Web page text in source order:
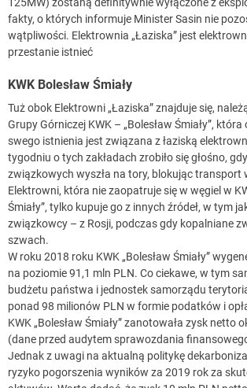
fakty, o których informuje Minister Sasin nie
wątpliwości. Elektrownia „Łaziska” jest
przestanie istnieć
KWK Bolesław Śmiały
Tuż obok Elektrowni „Łaziska” znajduje się,
Grupy Górniczej KWK – „Bolesław Śmiały”,
swego istnienia jest związana z łaziską
tygodniu o tych zakładach zrobiło się głośno,
związkowych wyszła na tory, blokując transport
Elektrowni, która nie zaopatruje się w węgiel w
Śmiały”, tylko kupuje go z innych źródeł, w tym
związkowcy – z Rosji, podczas gdy kopalniane
szwach.
W roku 2018 roku KWK „Bolesław Śmiały”
na poziomie 91,1 mln PLN. Co ciekawe, w tym
budżetu państwa i jednostek samorządu
ponad 98 milionów PLN w formie podatków i
KWK „Bolesław Śmiały” zanotowała zysk netto
(dane przed audytem sprawozdania
Jednak z uwagi na aktualną politykę
ryzyko pogorszenia wyników za 2019 rok za